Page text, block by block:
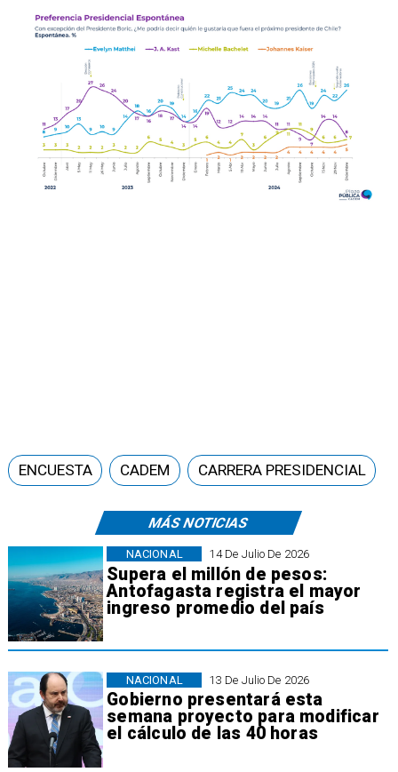
MÁS NOTICIAS
14 De Julio De 2026
Supera el millón de pesos:
Antofagasta registra el mayor
ingreso promedio del país
NACIONAL
13 De Julio De 2026
Gobierno presentará esta
semana proyecto para modificar
el cálculo de las 40 horas
NACIONAL
ENCUESTA CADEM CARRERA PRESIDENCIAL